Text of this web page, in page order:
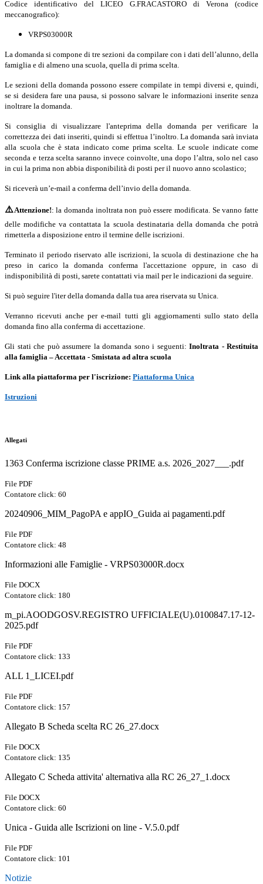
Codice identificativo del LICEO G.FRACASTORO di Verona (codice
meccanografico):
VRPS03000R
La domanda si compone di tre sezioni da compilare con i dati dell’alunno, della
famiglia e di almeno una scuola, quella di prima scelta.
Le sezioni della domanda possono essere compilate in tempi diversi e, quindi,
se si desidera fare una pausa, si possono salvare le informazioni inserite senza
inoltrare la domanda.
Si consiglia di visualizzare l'anteprima della domanda per verificare la
correttezza dei dati inseriti, quindi si effettua l’inoltro. La domanda sarà inviata
alla scuola che è stata indicato come prima scelta. Le scuole indicate come
seconda e terza scelta saranno invece coinvolte, una dopo l’altra, solo nel caso
in cui la prima non abbia disponibilità di posti per il nuovo anno scolastico;
Si riceverà un’e-mail a conferma dell’invio della domanda.
⚠️Attenzione!: la domanda inoltrata non può essere modificata. Se vanno fatte
delle modifiche va contattata la scuola destinataria della domanda che potrà
rimetterla a disposizione entro il termine delle iscrizioni.
Terminato il periodo riservato alle iscrizioni, la scuola di destinazione che ha
preso in carico la domanda conferma l'accettazione oppure, in caso di
indisponibilità di posti, sarete contattati via mail per le indicazioni da seguire.
Si può seguire l'iter della domanda dalla tua area riservata su Unica.
Verranno ricevuti anche per e-mail tutti gli aggiornamenti sullo stato della
domanda fino alla conferma di accettazione.
Gli stati che può assumere la domanda sono i seguenti: Inoltrata - Restituita
alla famiglia – Accettata - Smistata ad altra scuola
Link alla piattaforma per l'iscrizione: Piattaforma Unica
Istruzioni
Allegati
1363 Conferma iscrizione classe PRIME a.s. 2026_2027___.pdf
File PDF
Contatore click: 60
20240906_MIM_PagoPA e appIO_Guida ai pagamenti.pdf
File PDF
Contatore click: 48
Informazioni alle Famiglie - VRPS03000R.docx
File DOCX
Contatore click: 180
m_pi.AOODGOSV.REGISTRO UFFICIALE(U).0100847.17-12-
2025.pdf
File PDF
Contatore click: 133
ALL 1_LICEI.pdf
File PDF
Contatore click: 157
Allegato B Scheda scelta RC 26_27.docx
File DOCX
Contatore click: 135
Allegato C Scheda attivita' alternativa alla RC 26_27_1.docx
File DOCX
Contatore click: 60
Unica - Guida alle Iscrizioni on line - V.5.0.pdf
File PDF
Contatore click: 101
Notizie